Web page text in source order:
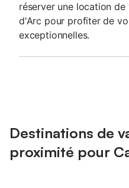
réserver une location
d'Arc pour profiter de
exceptionnelles.
Destinations de
proximité pour